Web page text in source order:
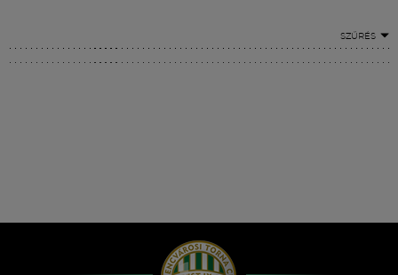
SZŰRÉS
Hírek